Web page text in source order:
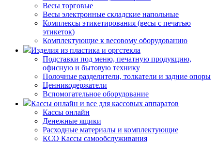
Весы торговые
Весы электронные складские напольные
Комплексы этикетирования (весы с печатью
этикеток)
Комплектующие к весовому оборудованию
Изделия из пластика и оргстекла
Подставки под меню, печатную продукцию,
офисную и бытовую технику
Полочные разделители, толкатели и задние опоры
Ценникодержатели
Вспомогательное оборудование
Кассы онлайн и все для кассовых аппаратов
Кассы онлайн
Денежные ящики
Расходные материалы и комплектующие
КСО Кассы самообслуживания